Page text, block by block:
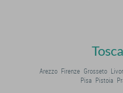
Arezzo Firenze Grosseto
Pisa Pistoia